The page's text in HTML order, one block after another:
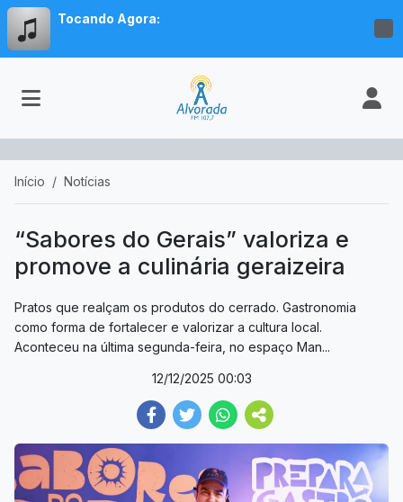
Tocando Agora:
Início Notícias
“Sabores do Gerais” valoriza e
promove a culinária geraizeira
Pratos que realçam os produtos do cerrado. Gastronomia
como forma de fortalecer e valorizar a cultura local.
Aconteceu na última segunda-feira, no espaço Man...
12/12/2025 00:03